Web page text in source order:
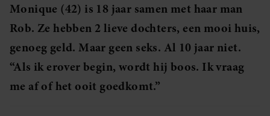
Monique (42) is 18 jaar samen met haar man
Rob. Ze hebben 2 lieve dochters, een mooi huis,
genoeg geld. Maar geen seks. Al 10 jaar niet.
“Als ik erover begin, wordt hij boos. Ik vraag
me af of het ooit goedkomt.”